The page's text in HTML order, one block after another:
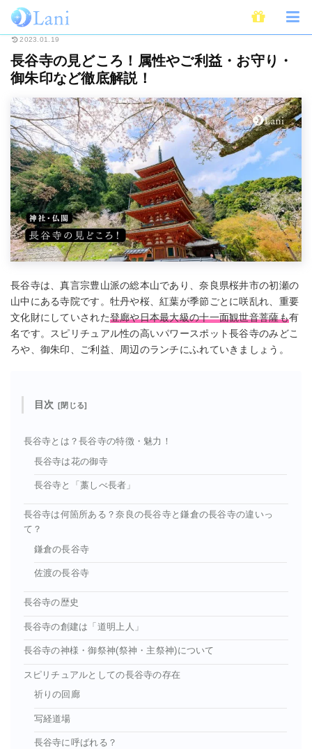
ホーム スピリチュアル 長谷寺の見どころ！属性やご利益・お守り・御朱
2023.01.19
長谷寺の見どころ！属性やご利益・お守り・
御朱印など徹底解説！
長谷寺は、真言宗豊山派の総本山であり、奈良県桜井市の初瀬の
山中にある寺院です。牡丹や桜、紅葉が季節ごとに咲乱れ、重要
文化財にしていされた登廊や日本最大級の十一面観世音菩薩も有
名です。スピリチュアル性の高いパワースポット長谷寺のみどこ
ろや、御朱印、ご利益、周辺のランチにふれていきましょう。
目次
長谷寺とは？長谷寺の特徴・魅力！
長谷寺は花の御寺
長谷寺と「藁しべ長者」
長谷寺は何箇所ある？奈良の長谷寺と鎌倉の長谷寺の違いっ
て？
鎌倉の長谷寺
佐渡の長谷寺
長谷寺の歴史
長谷寺の創建は「道明上人」
長谷寺の神様・御祭神(祭神・主祭神)について
スピリチュアルとしての長谷寺の存在
祈りの回廊
写経道場
長谷寺に呼ばれる？